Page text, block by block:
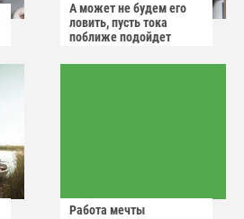
А может не будем его
ловить, пусть тока
поближе подойдет
Работа мечты